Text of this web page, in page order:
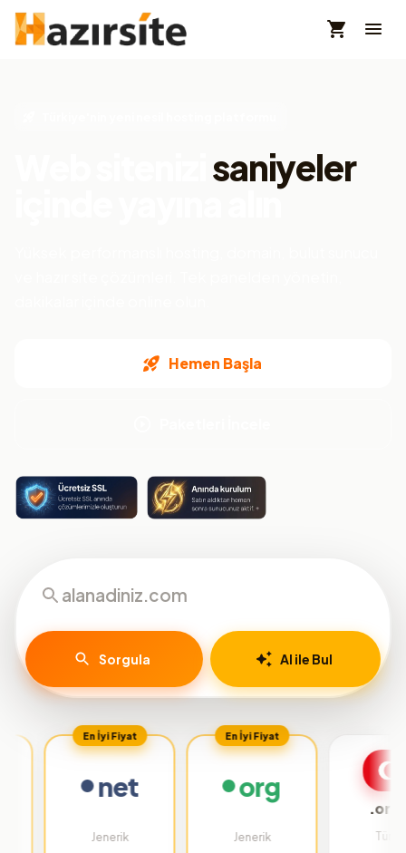
saniyeler
içinde yayına alın
Hemen Başla
Sorgula AI ile Bul
En İyi Fiyat
net
En İyi Fiyat
org
.org.tr